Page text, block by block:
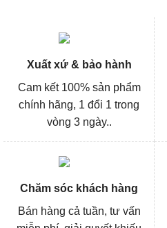
Xuất xứ & bảo hành
Cam kết 100% sản phẩm
chính hãng, 1 đổi 1 trong
vòng 3 ngày..
Chăm sóc khách hàng
Bán hàng cả tuần, tư vấn